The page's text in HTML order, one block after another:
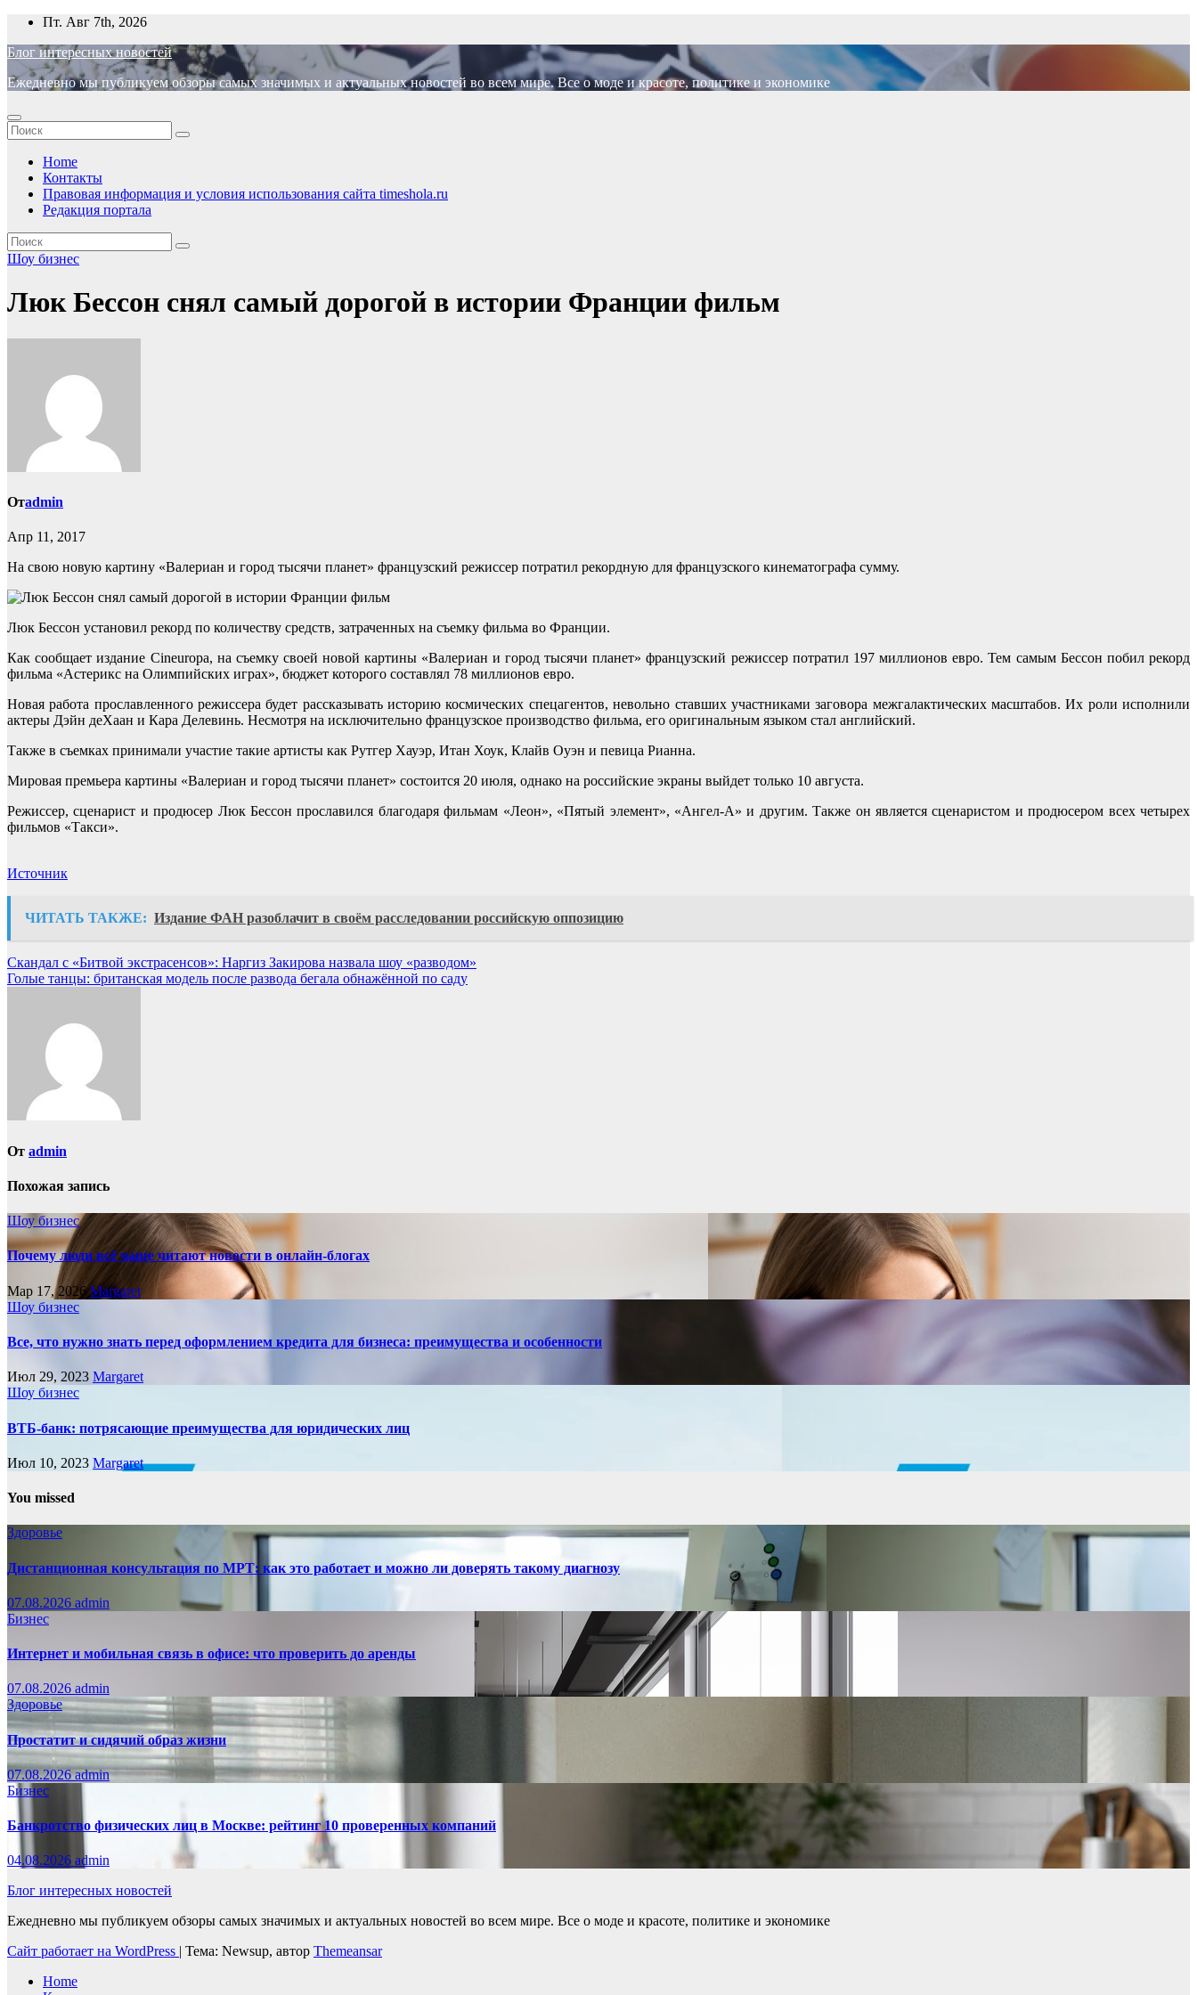
Перейти
содержимому
Пт. Авг 7th, 2026
Блог интересных новостей
Ежедневно мы публикуем обзоры самых значимых и актуальных новостей во всем мире. Все о моде и красоте, политике и экономике
Home
Контакты
Правовая информация и условия использования сайта timeshola.ru
Редакция портала
Шоу бизнес
Люк Бессон снял самый дорогой в истории Франции фильм
Отadmin
Апр 11, 2017
На свою новую картину «Валериан и город тысячи планет» французский режиссер потратил рекордную для французского кинематографа сумму.
Люк Бессон установил рекорд по количеству средств, затраченных на съемку фильма во Франции.
Как сообщает издание Cineuropa, на съемку своей новой картины «Валериан и город тысячи планет» французский режиссер потратил 197 миллионов евро. Тем самым Бессон побил рекорд
фильма «Астерикс на Олимпийских играх», бюджет которого составлял 78 миллионов евро.
Новая работа прославленного режиссера будет рассказывать историю космических спецагентов, невольно ставших участниками заговора межгалактических масштабов. Их роли исполнили
актеры Дэйн деХаан и Кара Делевинь. Несмотря на исключительно французское производство фильма, его оригинальным языком стал английский.
Также в съемках принимали участие такие артисты как Рутгер Хауэр, Итан Хоук, Клайв Оуэн и певица Рианна.
Мировая премьера картины «Валериан и город тысячи планет» состоится 20 июля, однако на российские экраны выйдет только 10 августа.
Режиссер, сценарист и продюсер Люк Бессон прославился благодаря фильмам «Леон», «Пятый элемент», «Ангел-А» и другим. Также он является сценаристом и продюсером всех четырех
фильмов «Такси».
Источник
ЧИТАТЬ ТАКЖЕ: Издание ФАН разоблачит в своём расследовании российскую оппозицию
Навигация
по
Скандал с «Битвой экстрасенсов»: Наргиз Закирова назвала шоу «разводом»
Голые танцы: британская модель после развода бегала обнажённой по саду
От admin
Похожая запись
Шоу бизнес
Почему люди всё чаще читают новости в онлайн-блогах
Мар 17, 2026Margaret
Шоу бизнес
Все, что нужно знать перед оформлением кредита для бизнеса: преимущества и особенности
Июл 29, 2023 Margaret
Шоу бизнес
ВТБ-банк: потрясающие преимущества для юридических лиц
Июл 10, 2023 Margaret
You missed
Здоровье
Дистанционная консультация по МРТ: как это работает и можно ли доверять такому диагнозу
07.08.2026 admin
Бизнес
Интернет и мобильная связь в офисе: что проверить до аренды
07.08.2026 admin
Здоровье
Простатит и сидячий образ жизни
07.08.2026admin
Бизнес
Банкротство физических лиц в Москве: рейтинг 10 проверенных компаний
04.08.2026 admin
Блог интересных новостей
Ежедневно мы публикуем обзоры самых значимых и актуальных новостей во всем мире. Все о моде и красоте, политике и экономике
Сайт работает на WordPress
Тема: Newsup, автор Themeansar
Home